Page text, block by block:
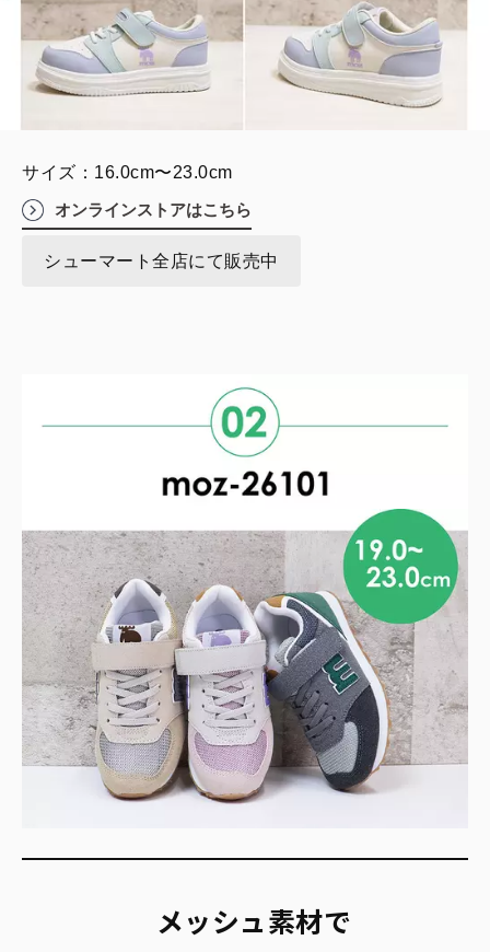
サイズ：16.0cm〜23.0cm
オンラインストアはこちら
シューマート全店にて販売中
メッシュ素材で